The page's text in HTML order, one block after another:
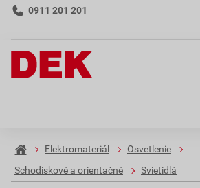
0911 201 201
Elektromateriál
Osvetlenie
Schodiskové a orientačné
Svietidlá